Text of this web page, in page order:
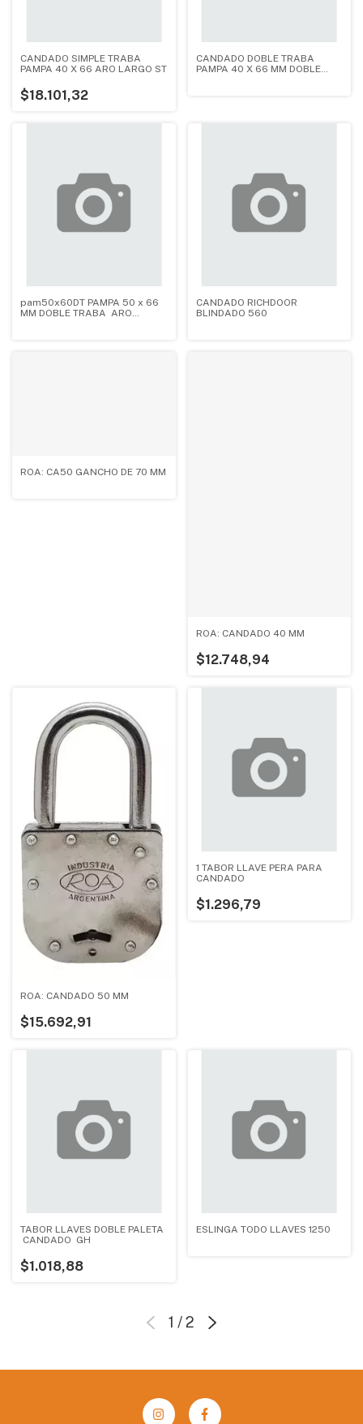
CANDADO SIMPLE TRABA
PAMPA 40 X 66 ARO LARGO ST
$18.101,32
CANDADO DOBLE TRABA
PAMPA 40 X 66 MM DOBLE
pam50x60DT PAMPA 50 x 66
MM DOBLE TRABA ARO
CANDADO RICHDOOR
BLINDADO 560
ROA: CA50 GANCHO DE 70 MM
ROA: CANDADO 40 MM
$12.748,94
ROA: CANDADO 50 MM
$15.692,91
1 TABOR LLAVE PERA PARA
CANDADO
$1.296,79
TABOR LLAVES DOBLE PALETA
CANDADO GH
$1.018,88
ESLINGA TODO LLAVES 1250
1 /2